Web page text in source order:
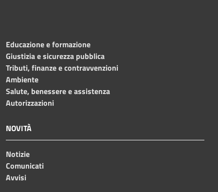
Educazione e formazione
Giustizia e sicurezza pubblica
Tributi, finanze e contravvenzioni
Ambiente
Salute, benessere e assistenza
Autorizzazioni
NOVITÀ
Notizie
Comunicati
Avvisi